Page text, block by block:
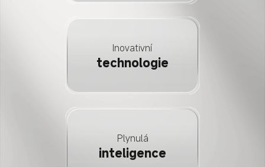
Inovativní
technologie
Plynulá
inteligence